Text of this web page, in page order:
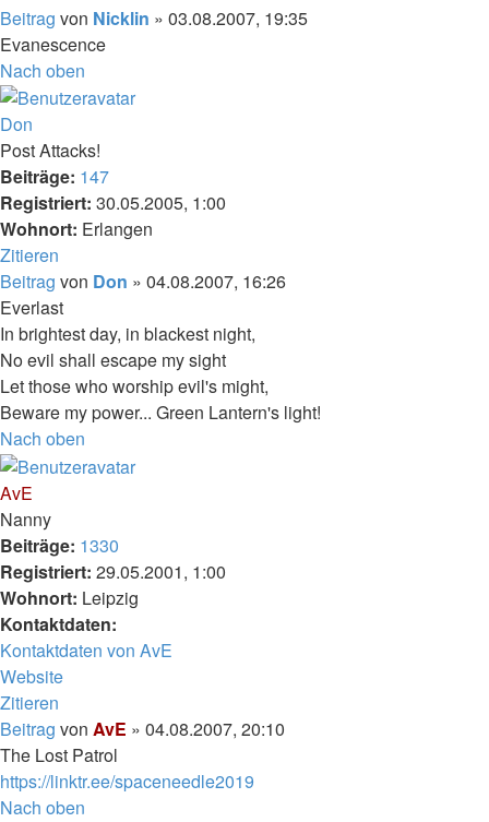
Beitrag von Nicklin » 03.08.2007, 19:35
Evanescence
Nach oben
Don
Post Attacks!
Beiträge: 147
Registriert: 30.05.2005, 1:00
Wohnort: Erlangen
Zitieren
Beitrag von Don » 04.08.2007, 16:26
Everlast
In brightest day, in blackest night,
No evil shall escape my sight
Let those who worship evil's might,
Beware my power... Green Lantern's light!
Nach oben
AvE
Nanny
Beiträge: 1330
Registriert: 29.05.2001, 1:00
Wohnort: Leipzig
Kontaktdaten:
Kontaktdaten von AvE
Website
Zitieren
Beitrag von AvE » 04.08.2007, 20:10
The Lost Patrol
https://linktr.ee/spaceneedle2019
Nach oben